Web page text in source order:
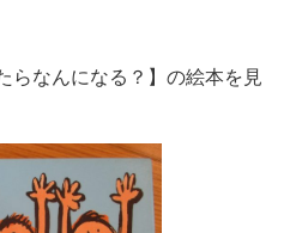
らなんになる？】の絵本を見